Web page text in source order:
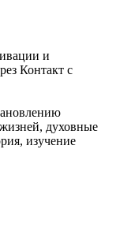
и
Контакт с
духовные
изучение